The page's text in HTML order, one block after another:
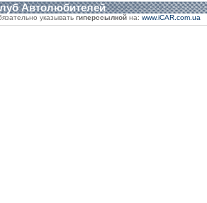
Автолюбителей
указывать гиперссылкой на: www.iCAR.com.ua